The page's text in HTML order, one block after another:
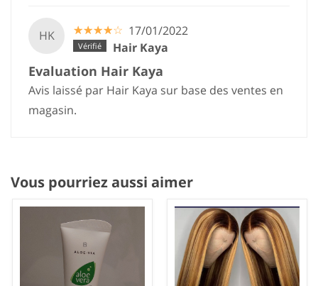
HK ☆☆☆☆☆
★★★★★ 17/01/2022
Hair Kaya
Evaluation Hair Kaya
Avis laissé par Hair Kaya sur base des ventes en
magasin.
Vous pourriez aussi aimer